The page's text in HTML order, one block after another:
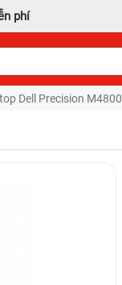
phí
Dell Precision M4800